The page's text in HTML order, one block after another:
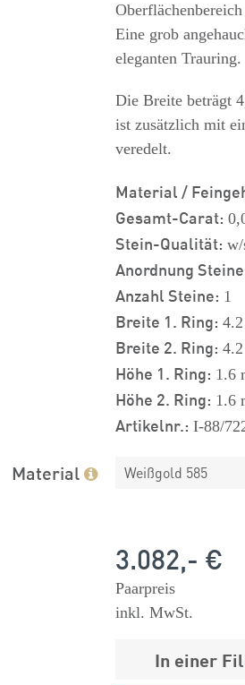
Eine grob
eleganten Trauring.
Die Breite beträgt
ist zusätzlich mit
veredelt.
Material /
Gesamt-Carat:
Stein-Qualität:
Anordnung
Anzahl Steine: 1
Breite 1. Ring:
Breite 2. Ring:
Höhe 1. Ring: 1.6
Höhe 2. Ring: 1.6
Artikelnr.: I-88/
Material Weißgold 585
3.082,- €
Paarpreis
inkl. MwSt.
In einer